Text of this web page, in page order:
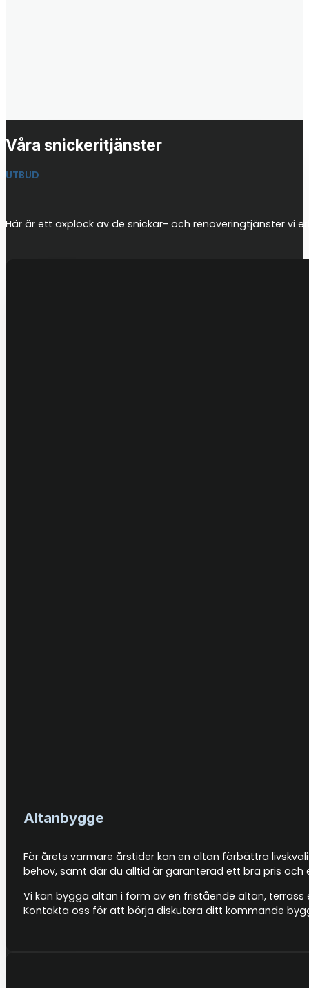
Våra snickeritjänster
UTBUD
Här är ett axplock av de snickar- och renoveringtjänster vi
Altanbygge
För årets varmare årstider kan en altan förbättra
behov, samt där du alltid är garanterad ett bra pris
Vi kan bygga altan i form av en fristående altan,
Kontakta oss för att börja diskutera ditt kommande